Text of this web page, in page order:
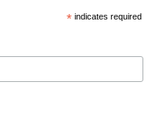
*indicates required